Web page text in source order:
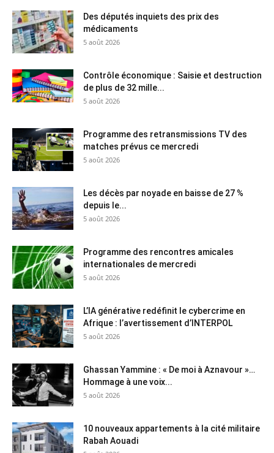
Des députés inquiets des prix des
médicaments
5 août 2026
Contrôle économique : Saisie et destruction
de plus de 32 mille...
5 août 2026
Programme des retransmissions TV des
matches prévus ce mercredi
5 août 2026
Les décès par noyade en baisse de 27 %
depuis le...
5 août 2026
Programme des rencontres amicales
internationales de mercredi
5 août 2026
L’IA générative redéfinit le cybercrime en
Afrique : l’avertissement d’INTERPOL
5 août 2026
Ghassan Yammine : « De moi à Aznavour »…
Hommage à une voix...
5 août 2026
10 nouveaux appartements à la cité militaire
Rabah Aouadi